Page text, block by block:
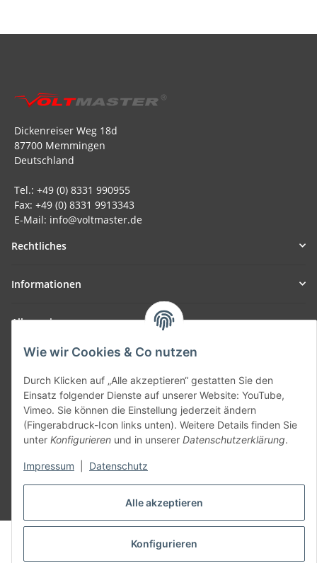
Alle akzeptieren
Konfigurieren
Wie wir Cookies & Co nutzen
Durch Klicken auf „Alle akzeptieren“ gestatten Sie den
Einsatz folgender Dienste auf unserer Website: YouTube,
Vimeo. Sie können die Einstellung jederzeit ändern
(Fingerabdruck-Icon links unten). Weitere Details finden Sie
unter Konfigurieren und in unserer Datenschutzerklärung.
Impressum Datenschutz
Dickenreiser Weg 18d
87700 Memmingen
Deutschland
Tel.: +49 (0) 8331 990955
Fax: +49 (0) 8331 9913343
E-Mail: info@voltmaster.de
Rechtliches
Informationen
Allgemein
Teil unseres Netzwerks:
SmoliTec - Safety. Simplified. Worldwide. ( B2B Shop )
Vertrag widerrufen
* Alle Preise inkl. gesetzlicher USt., zzgl.Versand
© voltmaster.de
Powered byJTL-Shop